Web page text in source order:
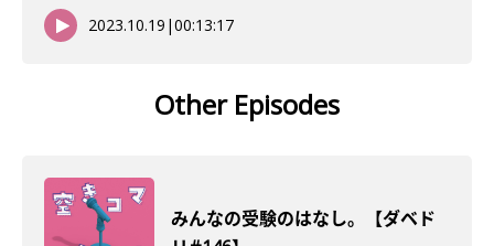
2023.10.19 |00:13:17
Other Episodes
みんなの受験のはなし。【ダベド